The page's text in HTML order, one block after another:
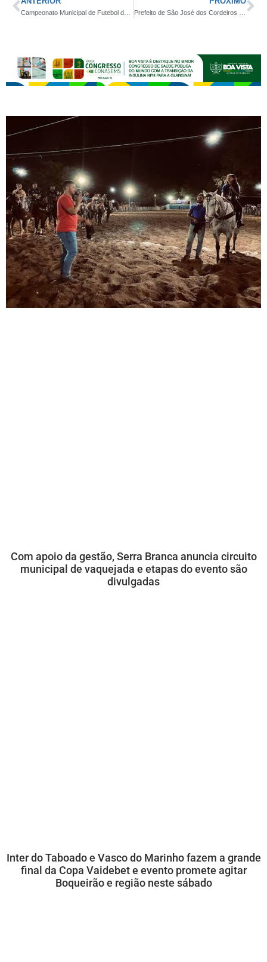
Com apoio da gestão, Serra Branca anuncia circuito
municipal de vaquejada e etapas do evento são
divulgadas
Inter do Taboado e Vasco do Marinho fazem a grande
final da Copa Vaidebet e evento promete agitar
Boqueirão e região neste sábado